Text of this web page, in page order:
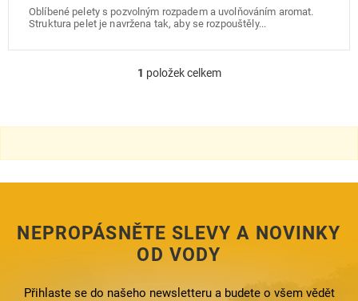
Oblíbené pelety s pozvolným rozpadem a uvolňováním aromat.
Struktura pelet je navržena tak, aby se rozpouštěly...
O
á
a
í
v
k
y
ý
1 položek celkem
NEPROPÁSNĚTE SLEVY A NOVINKY
OD VODY
Přihlaste se do našeho newsletteru a budete o všem vědět